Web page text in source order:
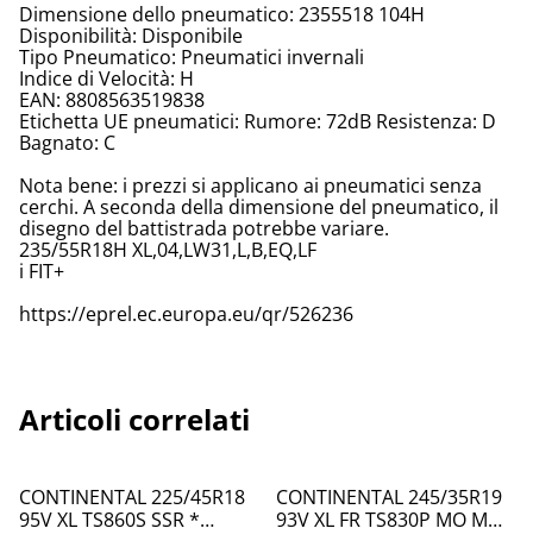
Dimensione dello pneumatico: 2355518 104H
Disponibilità: Disponibile
Tipo Pneumatico: Pneumatici invernali
Indice di Velocità: H
EAN: 8808563519838
Etichetta UE pneumatici: Rumore: 72dB Resistenza: D
Bagnato: C
Nota bene: i prezzi si applicano ai pneumatici senza
cerchi. A seconda della dimensione del pneumatico, il
disegno del battistrada potrebbe variare.
235/55R18H XL,04,LW31,L,B,EQ,LF
i FIT+
https://eprel.ec.europa.eu/qr/526236
Articoli correlati
%
CONTINENTAL 225/45R18
95V XL TS860S SSR *
%
CONTINENTAL 245/35R19
93V XL FR TS830P MO MO